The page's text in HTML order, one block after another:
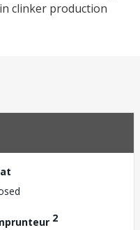
clinker production
2